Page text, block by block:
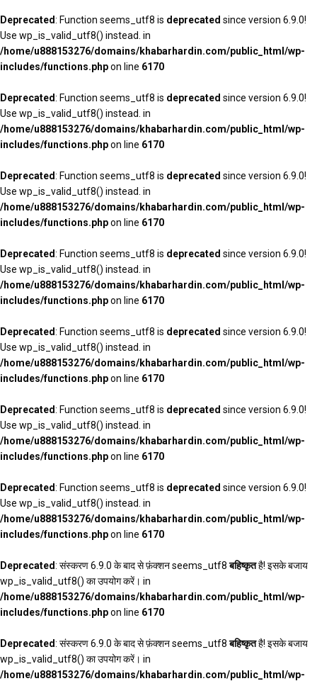
Deprecated: Function seems_utf8 is deprecated since version 6.9.0!
Use wp_is_valid_utf8() instead. in
/home/u888153276/domains/khabarhardin.com/public_html/wp-
includes/functions.phpon line 6170
Deprecated: Function seems_utf8 is deprecated since version 6.9.0!
Use wp_is_valid_utf8() instead. in
/home/u888153276/domains/khabarhardin.com/public_html/wp-
includes/functions.phpon line 6170
Deprecated: Function seems_utf8 is deprecated since version 6.9.0!
Use wp_is_valid_utf8() instead. in
/home/u888153276/domains/khabarhardin.com/public_html/wp-
includes/functions.phpon line 6170
Deprecated: Function seems_utf8 is deprecated since version 6.9.0!
Use wp_is_valid_utf8() instead. in
/home/u888153276/domains/khabarhardin.com/public_html/wp-
includes/functions.phpon line 6170
Deprecated: Function seems_utf8 is deprecated since version 6.9.0!
Use wp_is_valid_utf8() instead. in
/home/u888153276/domains/khabarhardin.com/public_html/wp-
includes/functions.phpon line 6170
Deprecated: Function seems_utf8 is deprecated since version 6.9.0!
Use wp_is_valid_utf8() instead. in
/home/u888153276/domains/khabarhardin.com/public_html/wp-
includes/functions.phpon line 6170
Deprecated: Function seems_utf8 is deprecated since version 6.9.0!
Use wp_is_valid_utf8() instead. in
/home/u888153276/domains/khabarhardin.com/public_html/wp-
includes/functions.phpon line 6170
Deprecated: संस्करण 6.9.0 के बाद से फ़ंक्शन seems_utf8बहिष्कृतहै! इसके बजाय
wp_is_valid_utf8() का उपयोग करें। in
/home/u888153276/domains/khabarhardin.com/public_html/wp-
includes/functions.phpon line 6170
Deprecated: संस्करण 6.9.0 के बाद से फ़ंक्शन seems_utf8बहिष्कृतहै! इसके बजाय
wp_is_valid_utf8() का उपयोग करें। in
/home/u888153276/domains/khabarhardin.com/public_html/wp-